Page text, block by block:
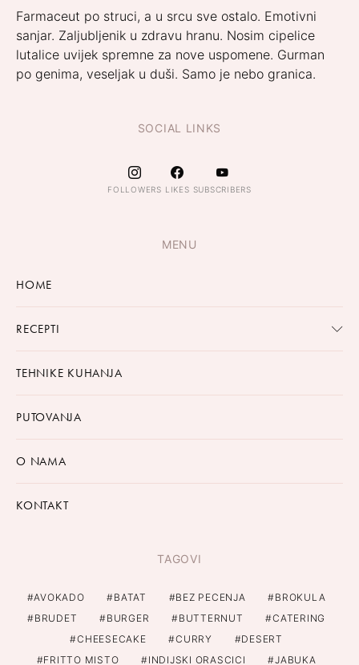
Farmaceut po struci, a u srcu sve ostalo. Emotivni
sanjar. Zaljubljenik u zdravu hranu. Nosim cipelice
lutalice uvijek spremne za nove uspomene. Gurman
po genima, veseljak u duši. Samo je nebo granica.
SOCIAL LINKS
FOLLOWERS LIKES SUBSCRIBERS
MENU
HOME
RECEPTI
TEHNIKE KUHANJA
PUTOVANJA
O NAMA
KONTAKT
TAGOVI
AVOKADO BATAT BEZ PECENJA
BROKULA
BRUDET
BURGER BUTTERNUT
CATERING
CHEESECAKE
CURRY
DESERT
FRITTO MISTO
INDIJSKI ORASCICI
JABUKA